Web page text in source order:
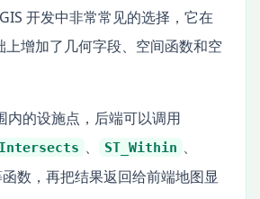
开发中非常常见的选择，它在
增加了几何字段、空间函数和空
内的设施点，后端可以调用
、 ST_Within 、
数，再把结果返回给前端地图显